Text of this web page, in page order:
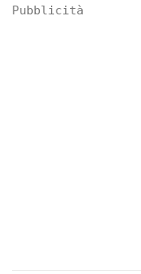
Pubblicità